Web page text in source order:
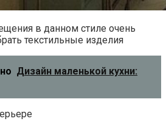
в данном стиле очень
текстильные изделия
Дизайн маленькой кухни: